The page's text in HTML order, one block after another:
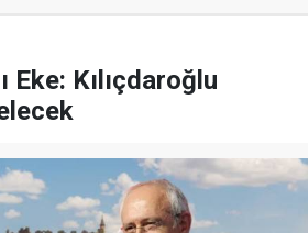
Eke: Kılıçdaroğlu